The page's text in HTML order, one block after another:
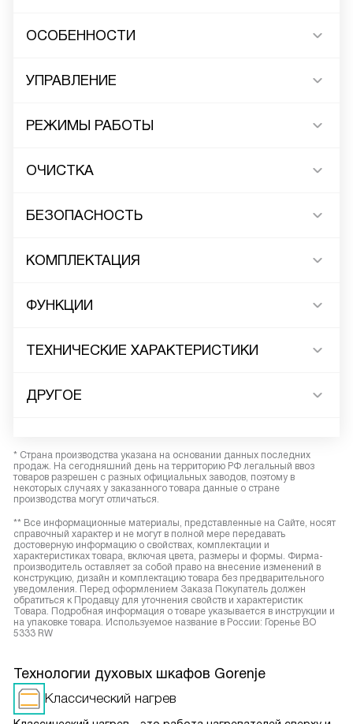
ОСОБЕННОСТИ
УПРАВЛЕНИЕ
РЕЖИМЫ РАБОТЫ
ОЧИСТКА
БЕЗОПАСНОСТЬ
КОМПЛЕКТАЦИЯ
ФУНКЦИИ
ТЕХНИЧЕСКИЕ ХАРАКТЕРИСТИКИ
ДРУГОЕ
* Страна производства указана на основании данных последних
продаж. На сегодняшний день на территорию РФ легальный ввоз
товаров разрешен с разных официальных заводов, поэтому в
некоторых случаях у заказанного товара данные о стране
производства могут отличаться.
** Все информационные материалы, представленные на Сайте, носят
справочный характер и не могут в полной мере передавать
достоверную информацию о свойствах, комплектации и
характеристиках товара, включая цвета, размеры и формы. Фирма-
производитель оставляет за собой право на внесение изменений в
конструкцию, дизайн и комплектацию товара без предварительного
уведомления. Перед оформлением Заказа Покупатель должен
обратиться к Продавцу для уточнения свойств и характеристик
Товара. Подробная информация о товаре указывается в инструкции и
на упаковке товара. Используемое название в России: Горенье BO
5333 RW
Технологии духовых шкафов Gorenje
Классический нагрев